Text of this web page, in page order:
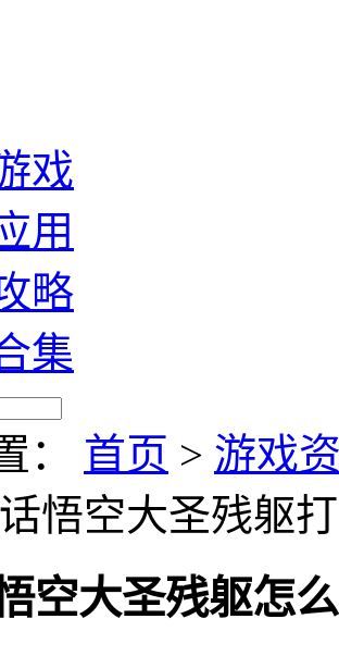
戏
用
略
集
： 首页 > 游戏
悟空大圣残躯
空大圣残躯怎